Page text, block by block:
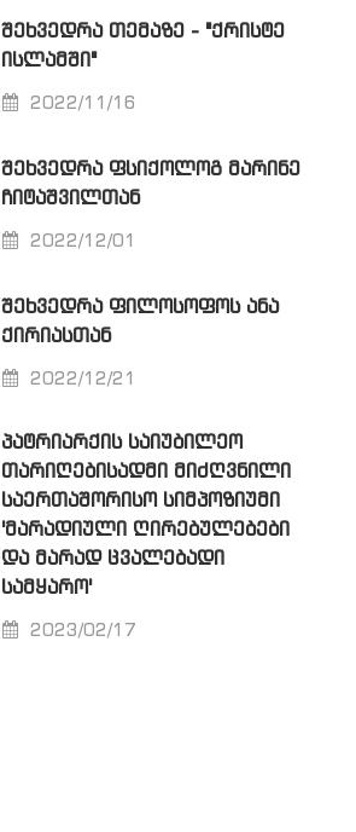
ᲨᲔᲮᲕᲔᲓᲠᲐ ᲗᲔᲛᲐᲖᲔ - "ᲥᲠᲘᲡᲢᲔ
ᲘᲡᲚᲐᲛᲨᲘ"
2022/11/16
ᲨᲔᲮᲕᲔᲓᲠᲐ ᲤᲡᲘᲥᲝᲚᲝᲒ ᲛᲐᲠᲘᲜᲔ
ᲩᲘᲢᲐᲨᲕᲘᲚᲗᲐᲜ
2022/12/01
ᲨᲔᲮᲕᲔᲓᲠᲐ ᲤᲘᲚᲝᲡᲝᲤᲝᲡ ᲐᲜᲐ
ᲥᲘᲠᲘᲐᲡᲗᲐᲜ
2022/12/21
ᲞᲐᲢᲠᲘᲐᲠᲥᲘᲡ ᲡᲐᲘᲣᲑᲘᲚᲔᲝ
ᲗᲐᲠᲘᲦᲔᲑᲘᲡᲐᲓᲛᲘ ᲛᲘᲫᲦᲕᲜᲘᲚᲘ
ᲡᲐᲔᲠᲗᲐᲨᲝᲠᲘᲡᲝ ᲡᲘᲛᲞᲝᲖᲘᲣᲛᲘ
'ᲛᲐᲠᲐᲓᲘᲣᲚᲘ ᲦᲘᲠᲔᲑᲣᲚᲔᲑᲔᲑᲘ
ᲓᲐ ᲛᲐᲠᲐᲓ ᲪᲕᲐᲚᲔᲑᲐᲓᲘ
ᲡᲐᲛᲧᲐᲠᲝ'
2023/02/17